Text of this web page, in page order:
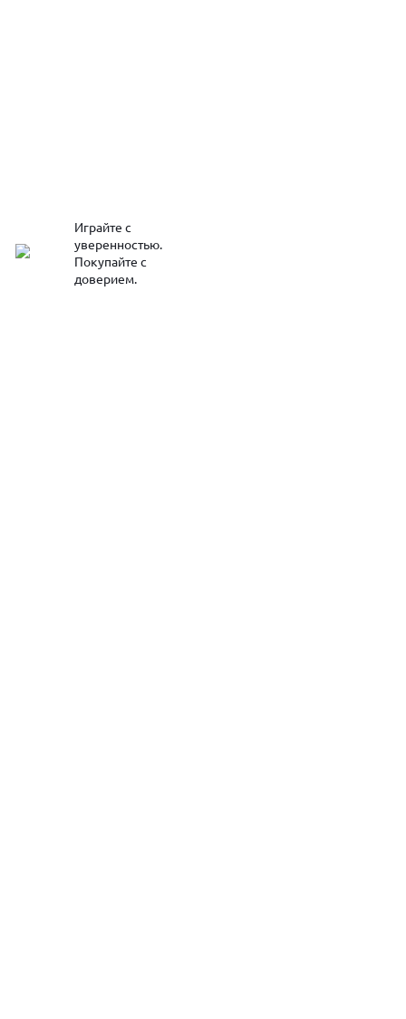
Играйте с
уверенностью.
Покупайте с
доверием.